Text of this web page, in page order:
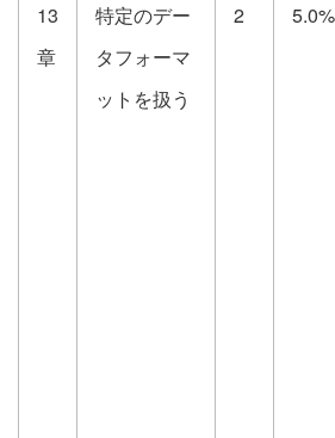
13
章
特定のデー
タフォーマ
ットを扱う
2 5.0%